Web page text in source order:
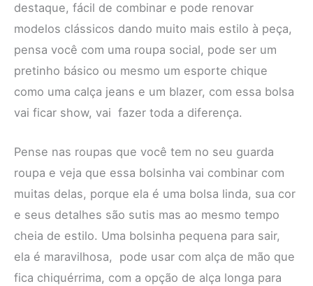
destaque, fácil de combinar e pode renovar
modelos clássicos dando muito mais estilo à peça,
pensa você com uma roupa social, pode ser um
pretinho básico ou mesmo um esporte chique
como uma calça jeans e um blazer, com essa bolsa
vai ficar show, vai fazer toda a diferença.
Pense nas roupas que você tem no seu guarda
roupa e veja que essa bolsinha vai combinar com
muitas delas, porque ela é uma bolsa linda, sua cor
e seus detalhes são sutis mas ao mesmo tempo
cheia de estilo. Uma bolsinha pequena para sair,
ela é maravilhosa, pode usar com alça de mão que
fica chiquérrima, com a opção de alça longa para